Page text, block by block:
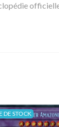
DE STOCK